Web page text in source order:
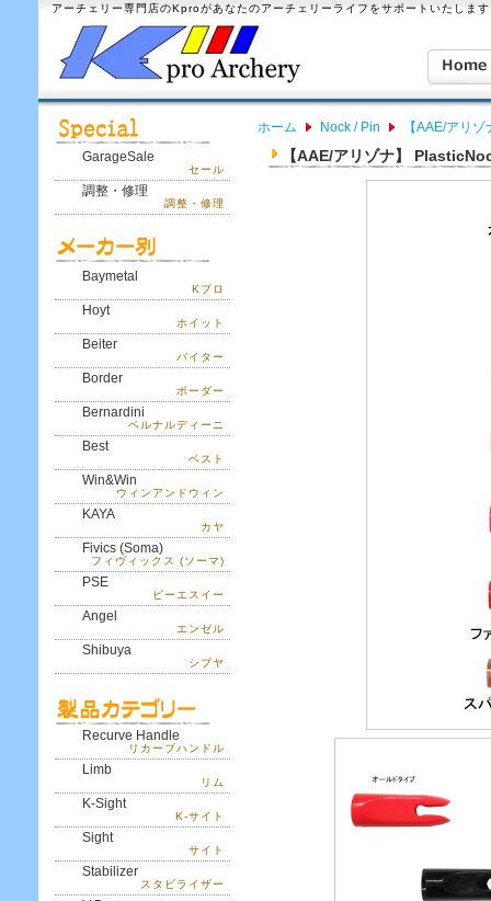
アーチェリー専門店のKproがあなたのアーチェリーライフをサポートいたしま
GarageSale
セール
調整・修理
調整・修理
Baymetal
Kプロ
Hoyt
ホイット
Beiter
バイター
Border
ボーダー
Bernardini
ベルナルディーニ
Best
ベスト
Win&Win
ウィンアンドウィン
KAYA
カヤ
Fivics (Soma)
フィヴィックス (ソーマ)
PSE
ピーエスイー
Angel
エンゼル
Shibuya
シブヤ
Recurve Handle
リカーブハンドル
Limb
リム
K-Sight
K-サイト
Sight
サイト
Stabilizer
スタビライザー
ホーム Nock / Pin 【AAE/アリ
【AAE/アリゾナ】